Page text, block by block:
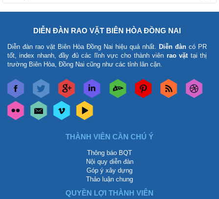
DIỄN ĐÀN RAO VẶT BIÊN HÒA ĐỒNG NAI
Diễn đàn rao vặt Biên Hòa Đồng Nai hiệu quả nhất. Diễn đàn có PR
tốt, index nhanh, đầy đủ các lĩnh vực cho thành viên rao vặttại thị
trường Biên Hòa, Đồng Nai cũng như các tỉnh lân cận.
THÀNH VIÊN CẦN CHÚ Ý
Thông báo BQT
Nội quy diễn đàn
Góp ý xây dựng
Thảo luận chung
QUYỀN LỢI THÀNH VIÊN